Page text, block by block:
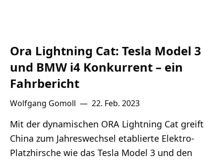
Ora Lightning Cat: Tesla Model 3
und BMW i4 Konkurrent – ein
Fahrbericht
Wolfgang Gomoll — 22. Feb. 2023
Mit der dynamischen ORA Lightning Cat greift
China zum Jahreswechsel etablierte Elektro-
Platzhirsche wie das Tesla Model 3 und den